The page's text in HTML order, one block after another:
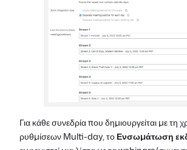
Για κάθε συνεδρία που δημιουργείται με τη
ρυθμίσεων Multi-day, τοΕνσωμάτωση